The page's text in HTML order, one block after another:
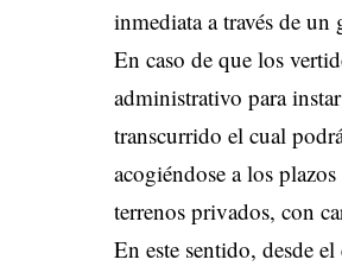
inmediata a través de
En caso de que los
administrativo para
transcurrido el cual
acogiéndose a los
terrenos privados, con
En este sentido, desde